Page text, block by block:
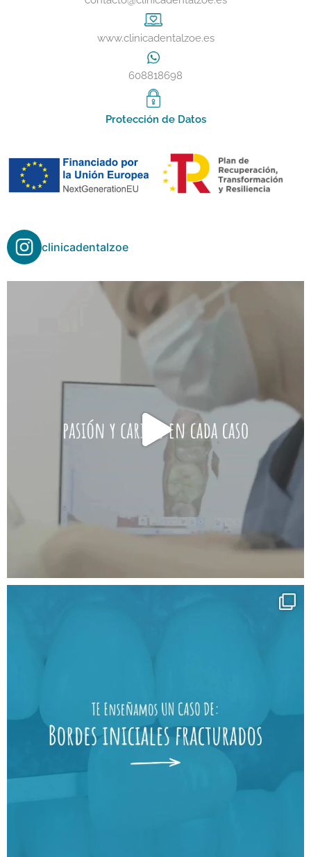
www.clinicadentalzoe.es
608818698
Protección de Datos
clinicadentalzoe